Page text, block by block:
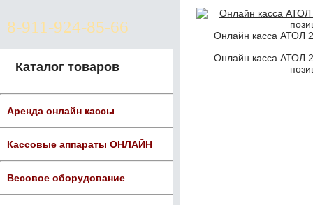
8-911-924-85-66
Каталог товаров
Аренда онлайн кассы
Кассовые аппараты ОНЛАЙН
Весовое оборудование
Онлайн касса АТОЛ
Онлайн касса АТОЛ